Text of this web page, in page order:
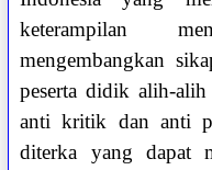
keterampilan
mengembangkan
peserta didik alih-
anti kritik dan anti
diterka yang dapat